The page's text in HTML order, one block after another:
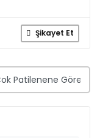
Şikayet Et